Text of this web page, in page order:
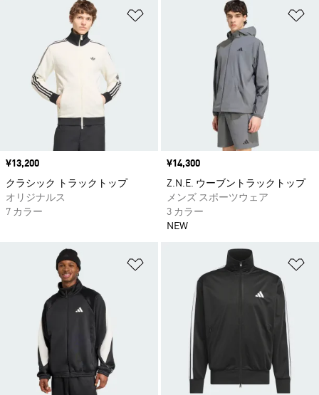
ほしいものリストに追加
価格
¥13,200
クラシック トラックトップ
オリジナルス
7 カラー
価格
¥14,300
Z.N.E. ウーブントラックトップ
メンズ スポーツウェア
3 カラー
NEW
ほしいものリストに追加